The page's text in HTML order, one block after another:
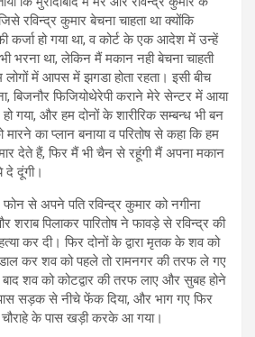
रविन्द्र कुमार बेचना चाहता था क्योंकि
कर्जा हो गया था, व कोर्ट के एक आदेश में उन्हें
भरना था, लेकिन मैं मकान नही बेचना चाहती
में आपस में झगडा होता रहता। इसी बीच
बिजनौर फिजियोथेरेपी कराने मेरे सेन्टर में आया
गया, और हम दोनों के शारीरिक सम्बन्ध भी बन
का प्लान बनाया व परितोष से कहा कि हम
देते हैं, फिर मैं भी चैन से रहूंगी मैं अपना मकान
दूंगी।
से अपने पति रविन्द्र कुमार को नगीना
शराब पिलाकर पारितोष ने फावड़े से रविन्द्र की
कर दी। फिर दोनों के द्वारा मृतक के शव को
कर शव को पहले तो रामनगर की तरफ ले गए
शव को कोटद्वार की तरफ लाए और सुबह होने
सड़क से नीचे फेंक दिया, और भाग गए फिर
चौराहे के पास खड़ी करके आ गया।